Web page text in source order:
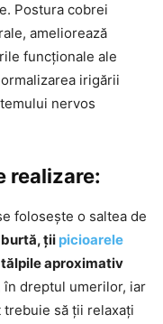
Postura cobrei
ameliorează
funcționale ale
irigării
nervos
realizare:
folosește o saltea de
burtă, ții picioarele
aproximativ
în dreptul umerilor, iar
să ții relaxați